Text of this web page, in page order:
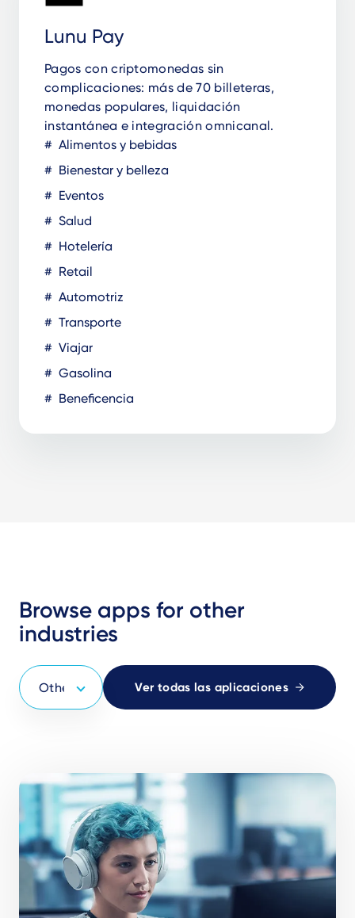
Lunu Pay
Pagos con criptomonedas sin
complicaciones: más de 70 billeteras,
monedas populares, liquidación
instantánea e integración omnicanal.
Alimentos y bebidas
Bienestar y belleza
Eventos
Salud
Hotelería
Retail
Automotriz
Transporte
Viajar
Gasolina
Beneficencia
Browse apps for other
industries
Ver todas las aplicaciones